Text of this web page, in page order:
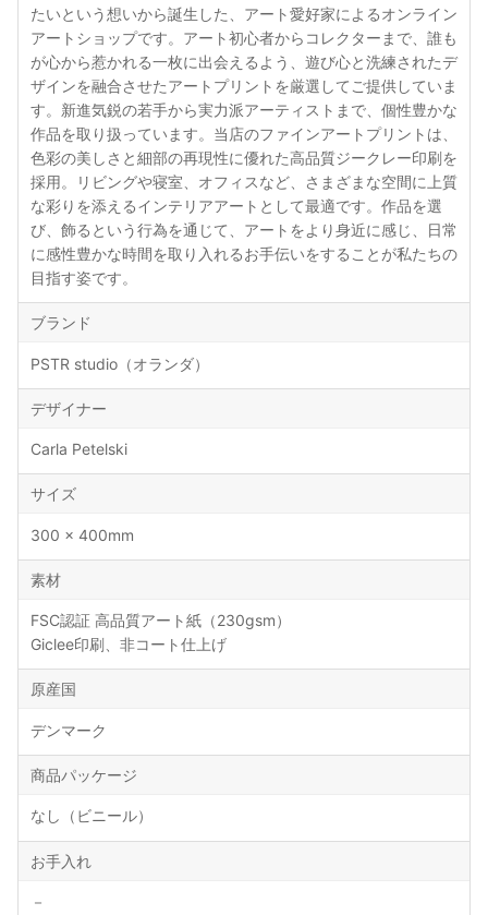
たいという想いから誕生した、アート愛好家によるオンライン
アートショップです。アート初心者からコレクターまで、誰も
が心から惹かれる一枚に出会えるよう、遊び心と洗練されたデ
ザインを融合させたアートプリントを厳選してご提供していま
す。新進気鋭の若手から実力派アーティストまで、個性豊かな
作品を取り扱っています。当店のファインアートプリントは、
色彩の美しさと細部の再現性に優れた高品質ジークレー印刷を
採用。リビングや寝室、オフィスなど、さまざまな空間に上質
な彩りを添えるインテリアアートとして最適です。作品を選
び、飾るという行為を通じて、アートをより身近に感じ、日常
に感性豊かな時間を取り入れるお手伝いをすることが私たちの
目指す姿です。
ブランド
PSTR studio（オランダ）
デザイナー
Carla Petelski
サイズ
300 × 400mm
素材
FSC認証 高品質アート紙（230gsm）
Giclee印刷、非コート仕上げ
原産国
デンマーク
商品パッケージ
なし（ビニール）
お手入れ
－